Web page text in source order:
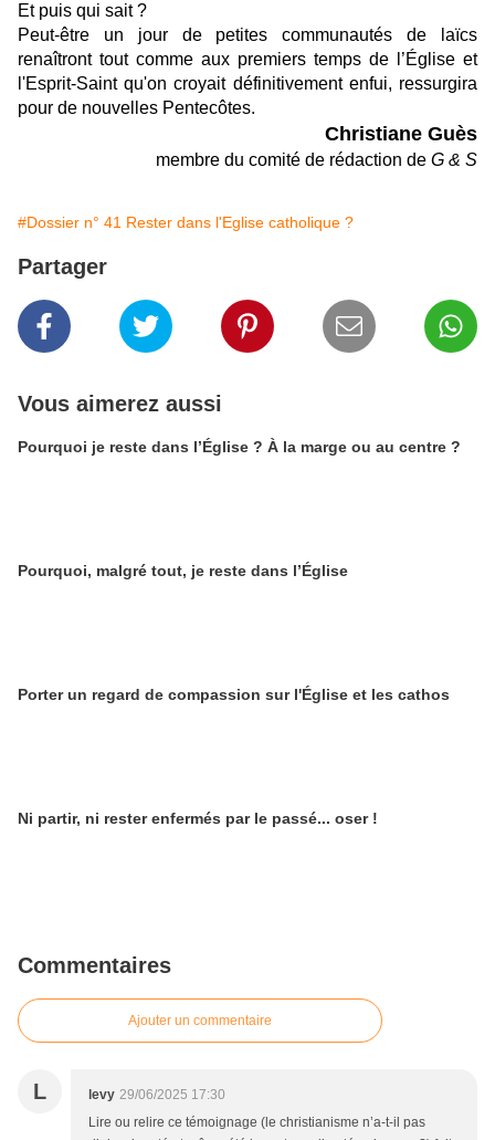
Et puis qui sait ?
Peut-être un jour de petites communautés de laïcs
renaîtront tout comme aux premiers temps de l’Église et
l'Esprit-Saint qu'on croyait définitivement enfui, ressurgira
pour de nouvelles Pentecôtes.
Christiane Guès
membre du comité de rédaction de G & S
#Dossier n° 41 Rester dans l'Eglise catholique ?
Partager
Vous aimerez aussi
Pourquoi je reste dans l’Église ? À la marge ou au centre ?
Pourquoi, malgré tout, je reste dans l’Église
Porter un regard de compassion sur l'Église et les cathos
Ni partir, ni rester enfermés par le passé... oser !
Commentaires
Ajouter un commentaire
L levy 29/06/2025 17:30
Lire ou relire ce témoignage (le christianisme n’a-t-il pas